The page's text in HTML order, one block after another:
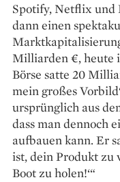
Spotify, Netflix und
dann einen
Milliarden €, heute
Börse ­satte 20
mein ­großes
ursprünglich aus
dass man dennoch
aufbauen kann. Er
ist, dein Produkt zu
Boot zu ­holen!‘“